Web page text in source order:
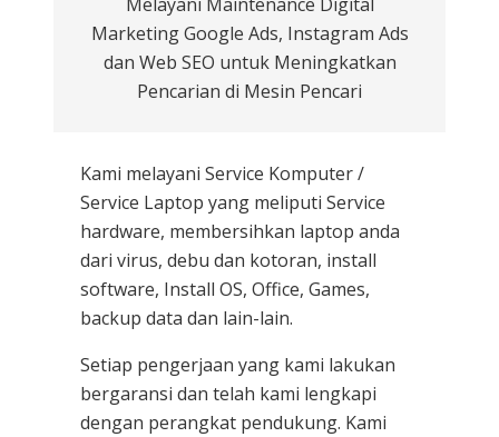
Marketing Google Ads, Instagram Ads
dan Web SEO untuk Meningkatkan
Pencarian di Mesin Pencari
Kami melayani Service Komputer /
Service Laptop yang meliputi Service
hardware, membersihkan laptop anda
dari virus, debu dan kotoran, install
software, Install OS, Office, Games,
backup data dan lain-lain.
Setiap pengerjaan yang kami lakukan
bergaransi dan telah kami lengkapi
dengan perangkat pendukung. Kami